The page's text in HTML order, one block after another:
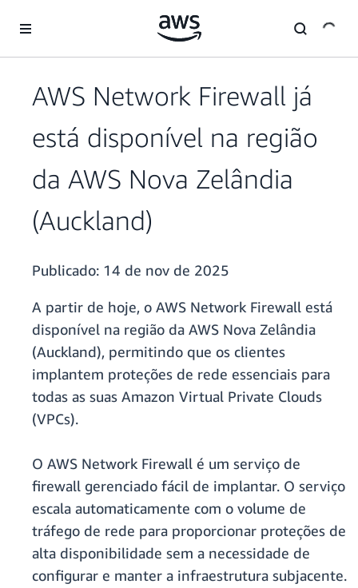
Pular para o conteúdo principal
AWS Network Firewall já
está disponível na região
da AWS Nova Zelândia
(Auckland)
Publicado: 14 de nov de 2025
A partir de hoje, o AWS Network Firewall está
disponível na região da AWS Nova Zelândia
(Auckland), permitindo que os clientes
implantem proteções de rede essenciais para
todas as suas Amazon Virtual Private Clouds
(VPCs).
O AWS Network Firewall é um serviço de
firewall gerenciado fácil de implantar. O serviço
escala automaticamente com o volume de
tráfego de rede para proporcionar proteções de
alta disponibilidade sem a necessidade de
configurar e manter a infraestrutura subjacente.